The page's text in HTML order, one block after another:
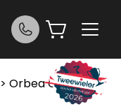
> Orbea OIZ M-